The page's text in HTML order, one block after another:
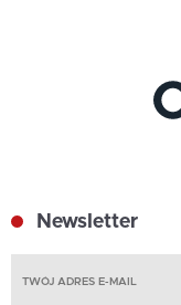
Newsletter